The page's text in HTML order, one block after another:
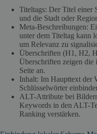
Titeltags: Der Titel einer
und die Stadt oder
Meta-Beschreibungen:
unter dem Titeltag kann
um Relevanz zu
Überschriften (H1, H2,
Überschriften zeigen
Seite an.
Inhalt: Im Haupttext der
Schlüsselwörter
ALT-Attribute bei
Keywords in den ALT-
Ranking verstärken.